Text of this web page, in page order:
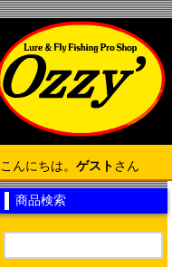
こんにちは。 ゲスト さん
商品検索